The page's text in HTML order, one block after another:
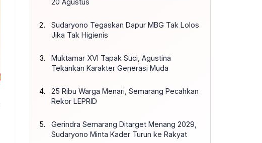
20 Agustus
Sudaryono Tegaskan Dapur MBG Tak Lolos
Jika Tak Higienis
Muktamar XVI Tapak Suci, Agustina
Tekankan Karakter Generasi Muda
25 Ribu Warga Menari, Semarang Pecahkan
Rekor LEPRID
Gerindra Semarang Ditarget Menang 2029,
Sudaryono Minta Kader Turun ke Rakyat